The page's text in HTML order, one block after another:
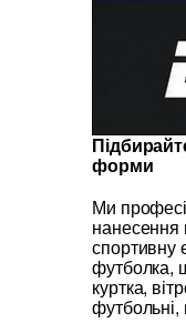
форми
Ми
нанесення
спортивну
футболка,
куртка,
футбольні,